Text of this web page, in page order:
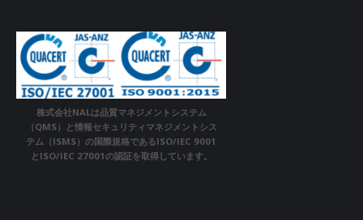
株式会社NALは品質マネジメントシステム
（QMS）と情報セキュリティマネジメントシス
テム（ISMS）の国際規格であるISO/IEC 9001
とISO/IEC 27001の認証を取得しています。